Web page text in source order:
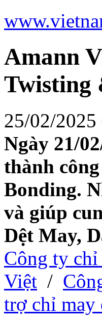
Amann
Twisting
25/02/
Ngày 21/
thành
Bonding.
và giúp
Dệt May,
Công ty
Việt /
trợ chỉ may